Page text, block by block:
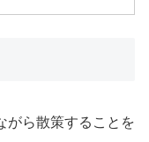
がら散策することを